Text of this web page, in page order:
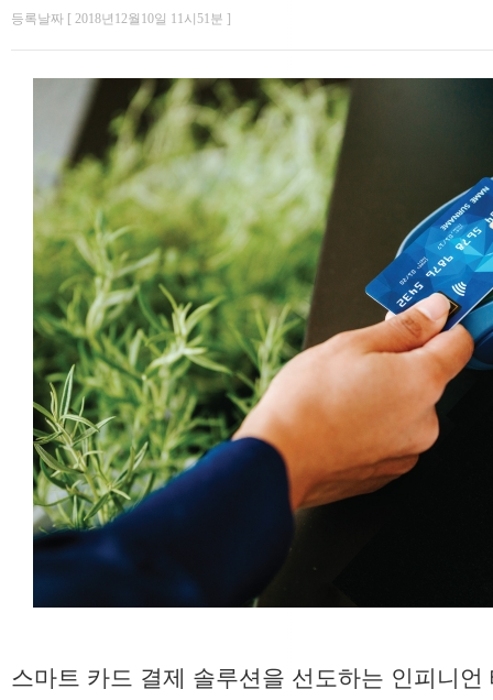
등록날짜 [ 2018년12월10일 11시51분 ]
스마트 카드 결제 솔루션을 선도하는 인피니